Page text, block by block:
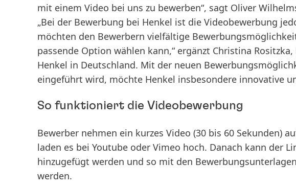
mit einem Video bei uns zu bewerben“, sagt Oliver
„Bei der Bewerbung bei Henkel ist die Videobewerbung
möchten den Bewerbern vielfältige
passende Option wählen kann,“ ergänzt Christina
Henkel in Deutschland. Mit der neuen
eingeführt wird, möchte Henkel insbesondere innovative
So funktioniert die Videobewerbung
Bewerber nehmen ein kurzes Video (30 bis 60 Sekunden)
laden es bei Youtube oder Vimeo hoch. Danach kann der
hinzugefügt werden und so mit den
werden.